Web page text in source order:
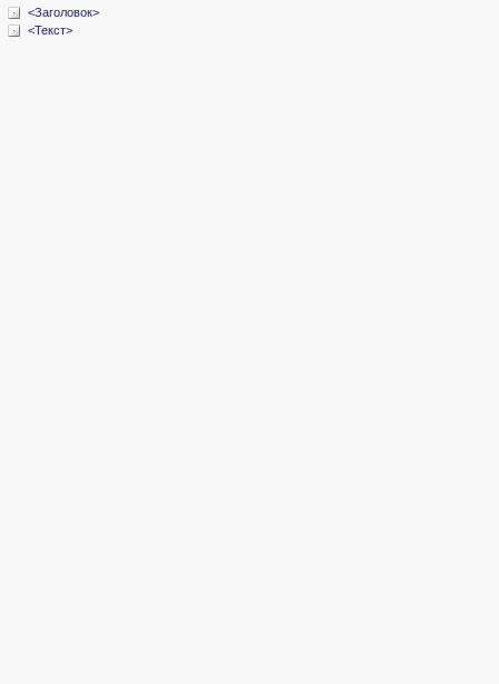
<Заголовок>
<Текст>